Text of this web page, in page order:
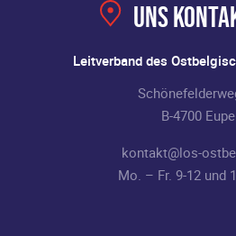
Uns
Leitverband des
B-4700
kontakt@los-
Mo. – Fr. 9-12 und